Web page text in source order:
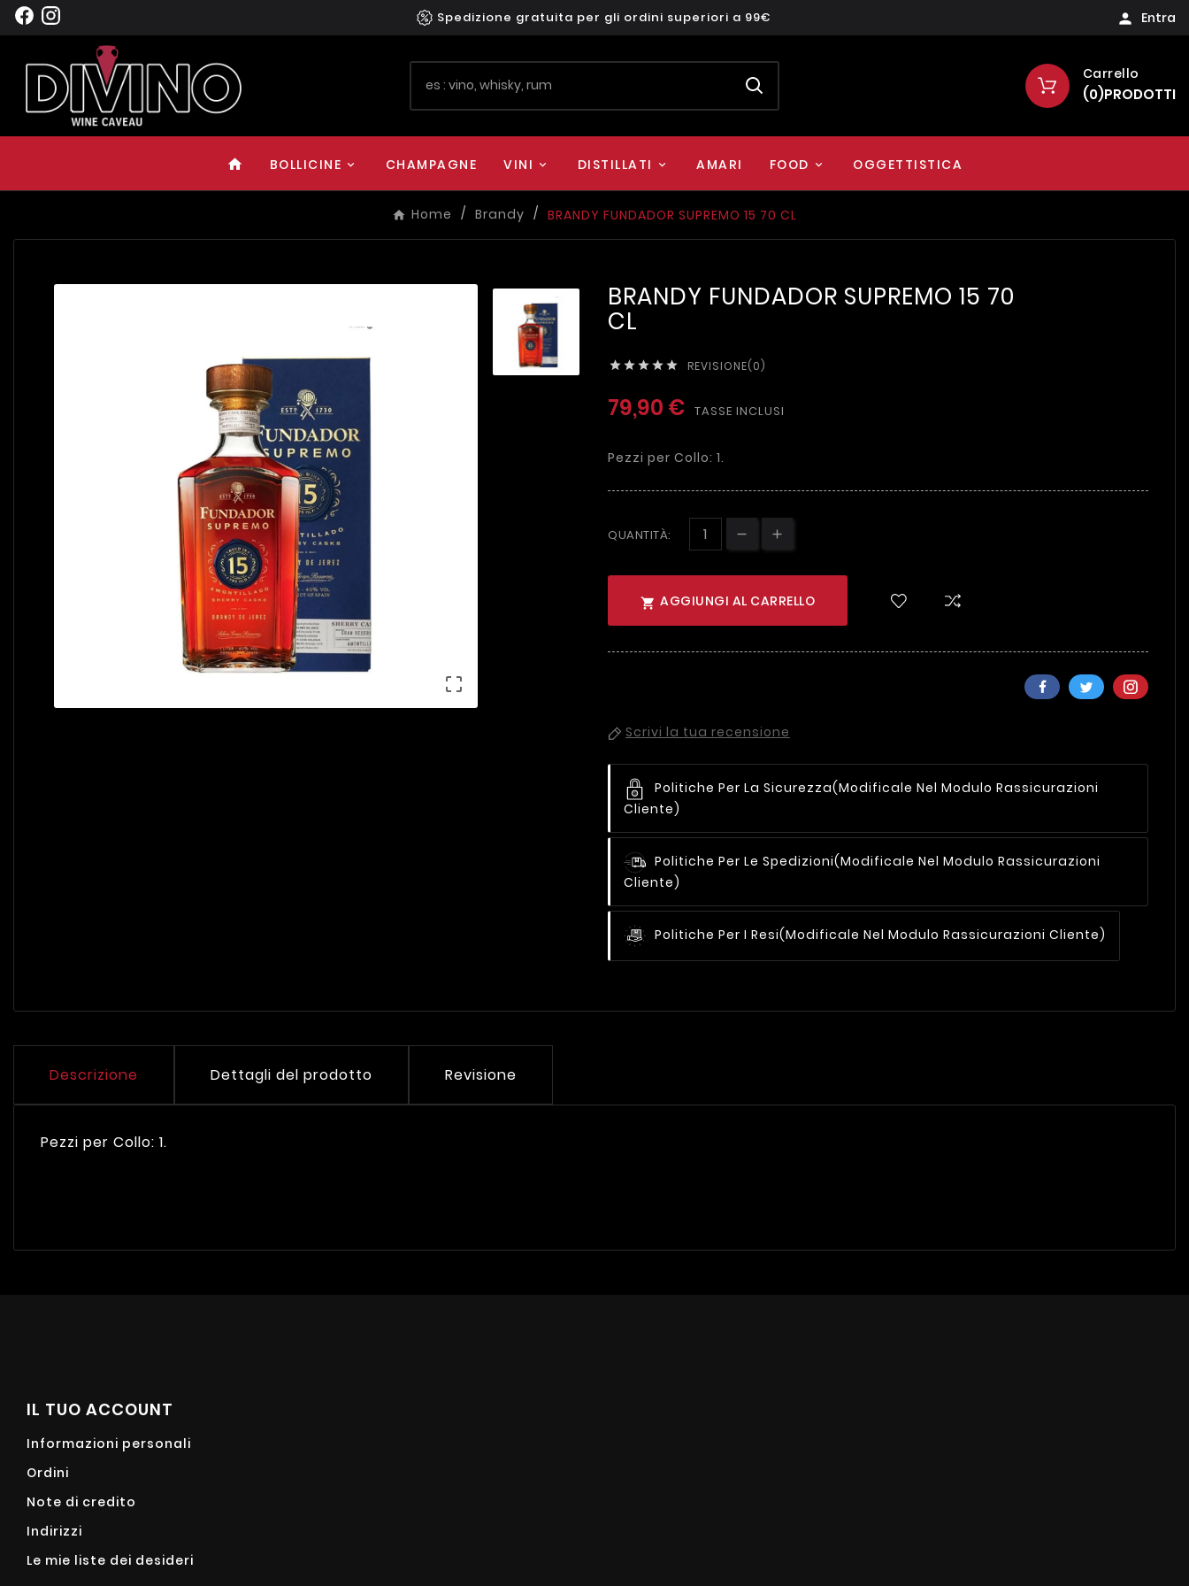
Spedizione gratuita per gli ordini superiori a 99€  Entra
Carrello
(0)PRODOTTI
home BOLLICINE CHAMPAGNE VINI DISTILLATI AMARI FOOD OGGETTISTICA
Home Brandy BRANDY FUNDADOR SUPREMO 15 70 CL

BRANDY FUNDADOR SUPREMO 15 70
CL
     REVISIONE(0)
79,90 € TASSE INCLUSI
Pezzi per Collo: 1.
QUANTITÀ:
 AGGIUNGI AL CARRELLO
Scrivi la tua recensione
Politiche Per La Sicurezza(modificale Nel Modulo Rassicurazioni
Cliente)
Politiche Per Le Spedizioni(modificale Nel Modulo Rassicurazioni
Cliente)
Politiche Per I Resi(modificale Nel Modulo Rassicurazioni Cliente)
Descrizione Dettagli del prodotto Revisione
Pezzi per Collo: 1.
IL TUO ACCOUNT
Informazioni personali
Ordini
Note di credito
Indirizzi
Le mie liste dei desideri